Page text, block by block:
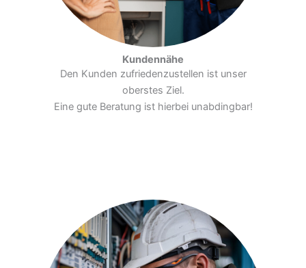
Kundennähe
Den Kunden zufriedenzustellen ist unser
oberstes Ziel.
Eine gute Beratung ist hierbei unabdingbar!